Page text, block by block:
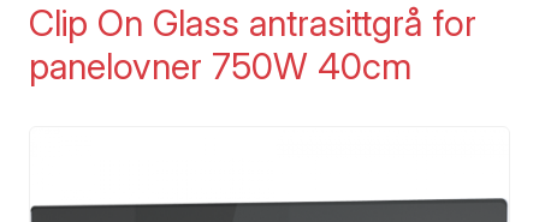
Clip On Glass antrasittgrå for
panelovner 750W 40cm